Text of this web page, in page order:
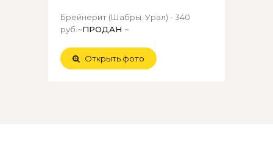
Брейнерит (Шабры. Урал) - 340
руб.~ПРОДАН ~
Открыть фото